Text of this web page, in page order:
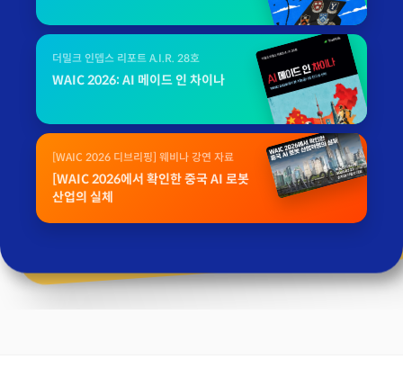
더밀크 인뎁스 리포트 A.I.R. 28호
WAIC 2026: AI 메이드 인 차이나
[WAIC 2026 디브리핑] 웨비나 강연 자료
[WAIC 2026에서 확인한 중국 AI 로봇
산업의 실체